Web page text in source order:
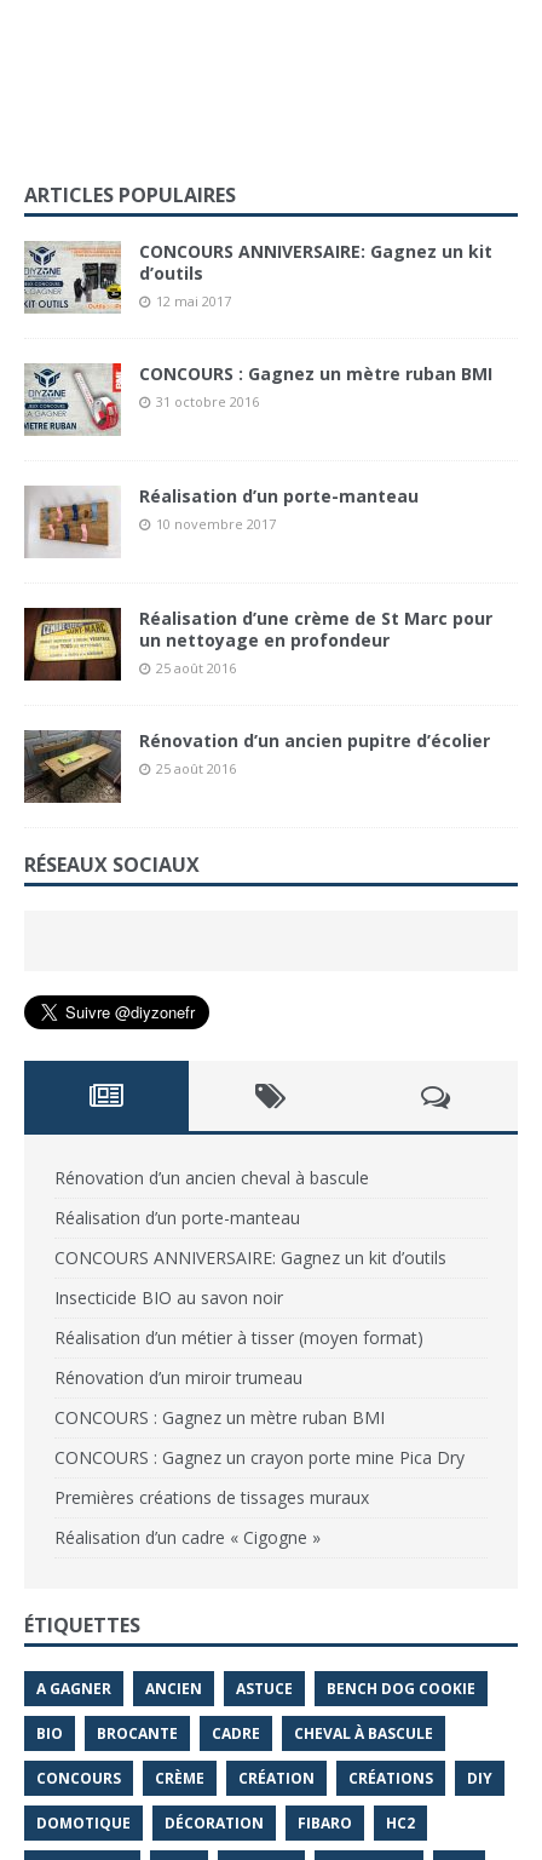
ARTICLES POPULAIRES
CONCOURS ANNIVERSAIRE: Gagnez un kit
d’outils
12 mai 2017
CONCOURS : Gagnez un mètre ruban BMI
31 octobre 2016
Réalisation d’un porte-manteau
10 novembre 2017
Réalisation d’une crème de St Marc pour
un nettoyage en profondeur
25 août 2016
Rénovation d’un ancien pupitre d’écolier
25 août 2016
RÉSEAUX SOCIAUX
Rénovation d’un ancien cheval à bascule
Réalisation d’un porte-manteau
CONCOURS ANNIVERSAIRE: Gagnez un kit d’outils
Insecticide BIO au savon noir
Réalisation d’un métier à tisser (moyen format)
Rénovation d’un miroir trumeau
CONCOURS : Gagnez un mètre ruban BMI
CONCOURS : Gagnez un crayon porte mine Pica Dry
Premières créations de tissages muraux
Réalisation d’un cadre « Cigogne »
ÉTIQUETTES
A GAGNER ANCIEN ASTUCE BENCH DOG COOKIE
BIO BROCANTE CADRE CHEVAL À BASCULE
CONCOURS CRÈME CRÉATION CRÉATIONS DIY
DOMOTIQUE DÉCORATION FIBARO HC2